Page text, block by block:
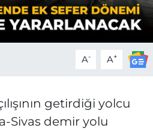
A- A+
getirdiği yolcu
Sivas demir yolu